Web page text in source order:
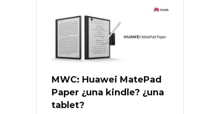
MWC: Huawei MatePad
Paper ¿una kindle? ¿una
tablet?